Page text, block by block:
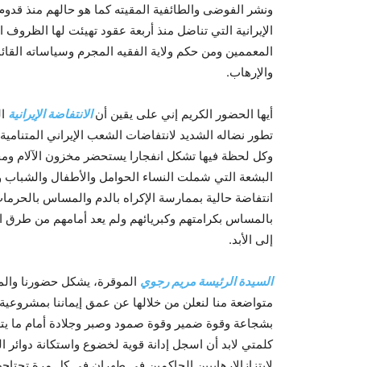
ونشر الفوضى والطائفية المقيته كما هو حالهم منذ
الإيرانية التي تناضل منذ أربعة عقود تهيئت لها
المعممين ومن حكم ولاية الفقيه المجرم وسياساته
والإرهاب.
أيها الحضور الكريم إني على يقين أنالانتفاضة الإيرانية
تطور نضاله الشديد لانتفاضات الشعب الإيراني
وكل لحظة فيها تشكل انفجارا يستحضر مخزون الآلام
البشعة التي شملت النساء الحوامل والأطفال والشباب
انتفاضة حالية بممارسة الإكراه بالدم والمساس
بالمساس بكرامتهم وكبريائهم ولم يعد أمامهم من
إلى الأبد.
السيدة الرئيسة مريم رجوي الموقرة، يشكل حضورنا
متواضعة منا لنعلن من خلالها عن عمق إيماننا
بشجاعة وقوة ضمير وقوة صمود وصبر وجلادة أمام
كلمتي لابد أن اسجل إدانة قوية لخضوع واستكانة دوائر